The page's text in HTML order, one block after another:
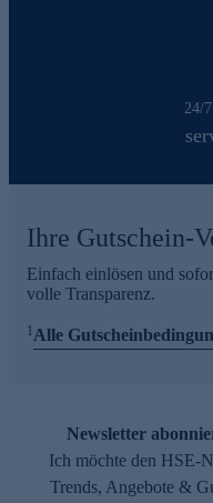
24/
Ihre Gutschein-
Einfach einlösen und
volle Transparenz.
1Alle
Newsletter
Ich möchte den HSE-
Trends, Angebote &